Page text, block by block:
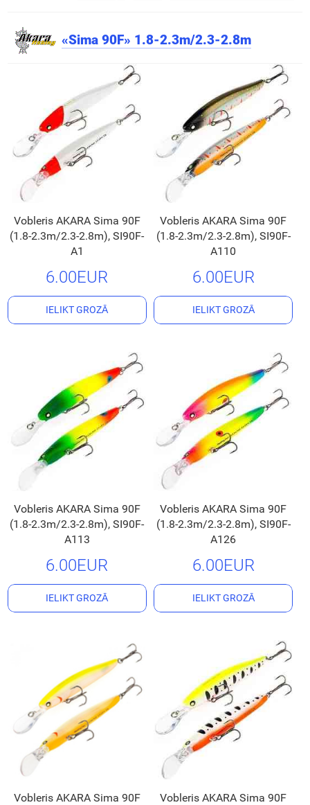
«Sima 90F» 1.8-2.3m/2.3-2.8m
Vobleris AKARA Sima 90F
(1.8-2.3m/2.3-2.8m), SI90F-
A1
6.00EUR
IELIKT GROZĀ
Vobleris AKARA Sima 90F
(1.8-2.3m/2.3-2.8m), SI90F-
A110
6.00EUR
IELIKT GROZĀ
Vobleris AKARA Sima 90F
(1.8-2.3m/2.3-2.8m), SI90F-
A113
6.00EUR
IELIKT GROZĀ
Vobleris AKARA Sima 90F
(1.8-2.3m/2.3-2.8m), SI90F-
A126
6.00EUR
IELIKT GROZĀ
Vobleris AKARA Sima 90F
Vobleris AKARA Sima 90F